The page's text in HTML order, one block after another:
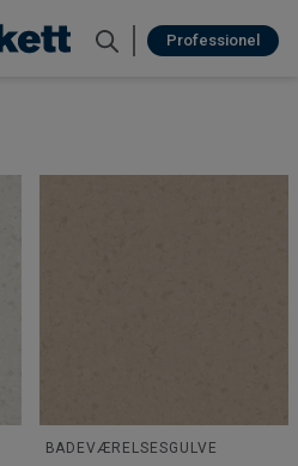
Professionel
BADEVÆRELSESGULVE